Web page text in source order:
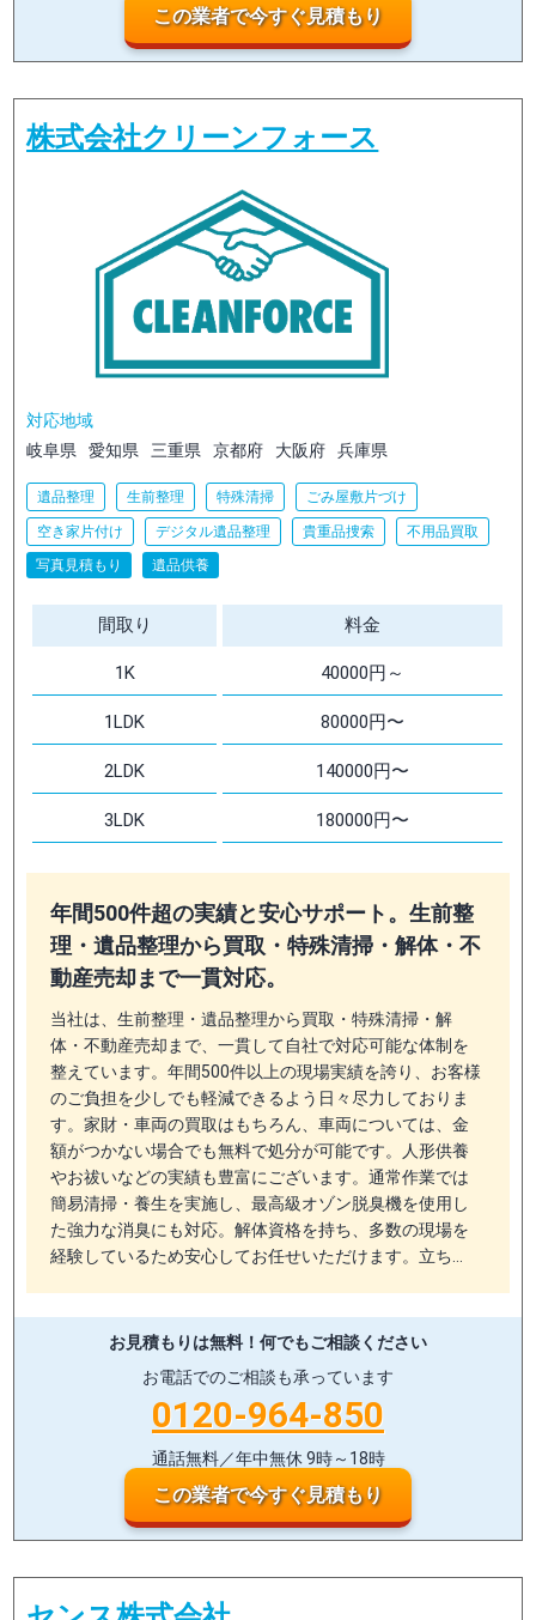
この業者で今すぐ見積もり
株式会社クリーンフォース
対応地域
岐阜県
愛知県 三重県 京都府 大阪府 兵庫県
遺品整理 生前整理 特殊清掃 ごみ屋敷片づけ
空き家片付け デジタル遺品整理 貴重品捜索
不用品買取
写真見積もり
遺品供養
間取り 料金
1K 40000円～
1LDK 80000円〜
2LDK 140000円〜
3LDK 180000円〜
年間500件超の実績と安心サポート。生前整
理・遺品整理から買取・特殊清掃・解体・不
動産売却まで一貫対応。
当社は、生前整理・遺品整理から買取・特殊清掃・解
体・不動産売却まで、一貫して自社で対応可能な体制を
整えています。年間500件以上の現場実績を誇り、お客様
のご負担を少しでも軽減できるよう日々尽力しておりま
す。家財・車両の買取はもちろん、車両については、金
額がつかない場合でも無料で処分が可能です。人形供養
やお祓いなどの実績も豊富にございます。通常作業では
簡易清掃・養生を実施し、最高級オゾン脱臭機を使用し
た強力な消臭にも対応。解体資格を持ち、多数の現場を
経験しているため安心してお任せいただけます。立ち…
お見積もりは無料！ 何でもご相談ください
お電話でのご相談も承っています
0120-964-850
通話無料／年中無休 9時～18時
この業者で今すぐ見積もり